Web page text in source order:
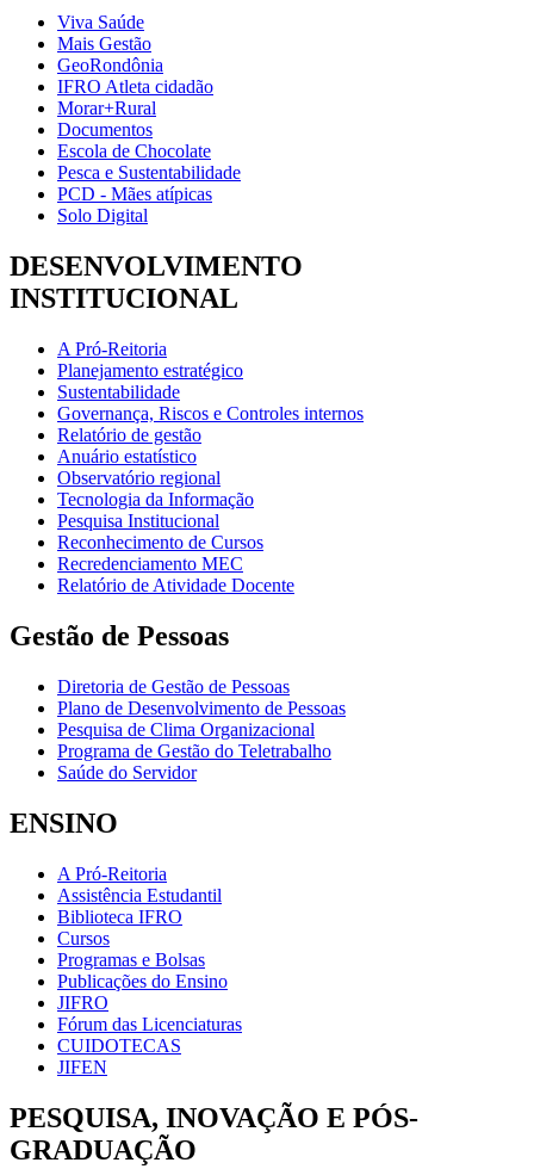
Viva Saúde
Mais Gestão
GeoRondônia
IFRO Atleta cidadão
Morar+Rural
Documentos
Escola de Chocolate
Pesca e Sustentabilidade
PCD - Mães atípicas
Solo Digital
DESENVOLVIMENTO
INSTITUCIONAL
A Pró-Reitoria
Planejamento estratégico
Sustentabilidade
Governança, Riscos e Controles internos
Relatório de gestão
Anuário estatístico
Observatório regional
Tecnologia da Informação
Pesquisa Institucional
Reconhecimento de Cursos
Recredenciamento MEC
Relatório de Atividade Docente
Gestão de Pessoas
Diretoria de Gestão de Pessoas
Plano de Desenvolvimento de Pessoas
Pesquisa de Clima Organizacional
Programa de Gestão do Teletrabalho
Saúde do Servidor
ENSINO
A Pró-Reitoria
Assistência Estudantil
Biblioteca IFRO
Cursos
Programas e Bolsas
Publicações do Ensino
JIFRO
Fórum das Licenciaturas
CUIDOTECAS
JIFEN
PESQUISA, INOVAÇÃO E PÓS-
GRADUAÇÃO